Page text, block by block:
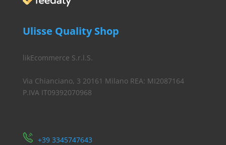
Ulisse Quality Shop
likEcommerce S.r.l.S.
Via Chianciano, 3 20161 Milano REA: MI2087164
P.IVA IT09392070968
​+39 3345747643